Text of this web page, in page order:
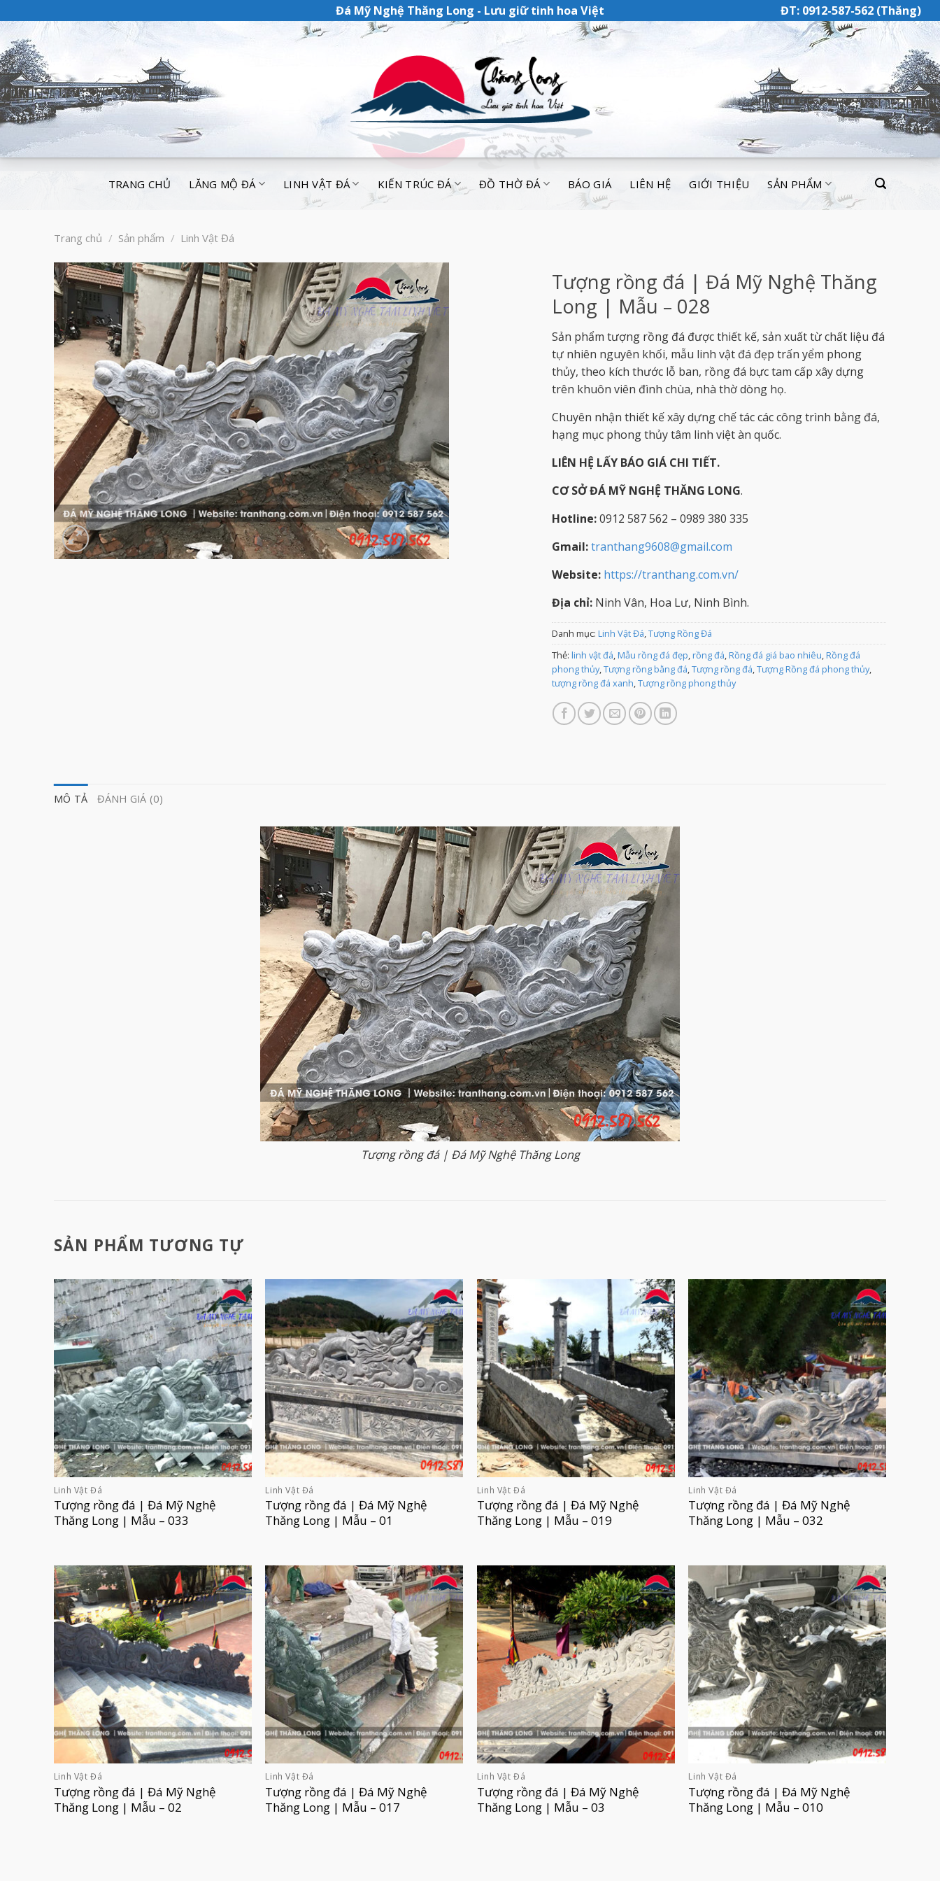
Đá Mỹ Nghệ Thăng Long - Lưu giữ tinh hoa Việt ĐT: 0912-587-562 (Thăng)
TRANG CHỦ LĂNG MỘ ĐÁ LINH VẬT ĐÁ KIẾN TRÚC ĐÁ ĐỒ THỜ ĐÁ BÁO GIÁ LIÊN HỆ GIỚI THIỆU SẢN PHẨM
Trang chủ / Sản phẩm / Linh Vật Đá
Tượng rồng đá | Đá Mỹ Nghệ Thăng
Long | Mẫu – 028
Sản phẩm tượng rồng đá được thiết kế, sản xuất từ chất liệu đá
tự nhiên nguyên khối, mẫu linh vật đá đẹp trấn yểm phong
thủy, theo kích thước lỗ ban, rồng đá bực tam cấp xây dựng
trên khuôn viên đình chùa, nhà thờ dòng họ.
Chuyên nhận thiết kế xây dựng chế tác các công trình bằng đá,
hạng mục phong thủy tâm linh việt àn quốc.
LIÊN HỆ LẤY BÁO GIÁ CHI TIẾT.
CƠ SỞ ĐÁ MỸ NGHỆ THĂNG LONG.
Hotline:0912 587 562 – 0989 380 335
Gmail:tranthang9608@gmail.com
Website: https://tranthang.com.vn/
Địa chỉ:Ninh Vân, Hoa Lư, Ninh Bình.
Danh mục: Linh Vật Đá Tượng Rồng Đá
Thẻ: linh vật đá Mẫu rồng đá đẹp rồng đá Rồng đá giá bao nhiêu Rồng đá
phong thủy, Tượng rồng bằng đá Tượng rồng đá Tượng Rồng đá phong thủy,
tượng rồng đá xanh Tượng rồng phong thủy
MÔ TẢ ĐÁNH GIÁ (0)
Tượng rồng đá | Đá Mỹ Nghệ Thăng Long
SẢN PHẨM TƯƠNG TỰ
Linh Vật Đá
Tượng rồng đá | Đá Mỹ Nghệ
Thăng Long | Mẫu – 033
Linh Vật Đá
Tượng rồng đá | Đá Mỹ Nghệ
Thăng Long | Mẫu – 01
Linh Vật Đá
Tượng rồng đá | Đá Mỹ Nghệ
Thăng Long | Mẫu – 019
Linh Vật Đá
Tượng rồng đá | Đá Mỹ Nghệ
Thăng Long | Mẫu – 032
Linh Vật Đá
Tượng rồng đá | Đá Mỹ Nghệ
Thăng Long | Mẫu – 02
Linh Vật Đá
Tượng rồng đá | Đá Mỹ Nghệ
Thăng Long | Mẫu – 017
Linh Vật Đá
Tượng rồng đá | Đá Mỹ Nghệ
Thăng Long | Mẫu – 03
Linh Vật Đá
Tượng rồng đá | Đá Mỹ Nghệ
Thăng Long | Mẫu – 010